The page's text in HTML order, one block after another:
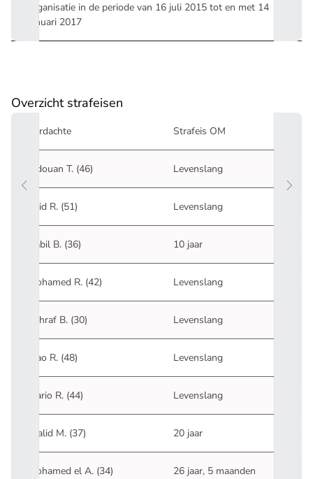
organisatie in de periode van 16 juli 2015 tot en met 14
januari 2017
Overzicht strafeisen
Verdachte Strafeis OM
Ridouan T. (46) Levenslang
Said R. (51) Levenslang
Nabil B. (36) 10 jaar
Mohamed R. (42) Levenslang
Achraf B. (30) Levenslang
Mao R. (48) Levenslang
Mario R. (44) Levenslang
Walid M. (37) 20 jaar
Mohamed el A. (34) 26 jaar, 5 maanden